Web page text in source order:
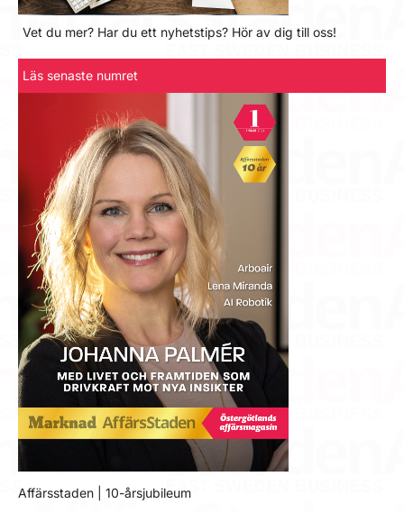
Vet du mer? Har du ett nyhetstips? Hör av dig till oss!
Läs senaste numret
Affärsstaden | 10-årsjubileum